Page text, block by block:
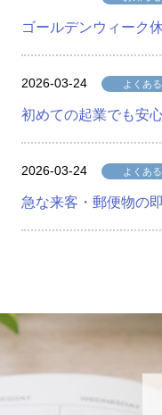
ゴールデンウィーク
2026-03-24 よくあ
初めての起業でも安
2026-03-24 よくあ
急な来客・郵便物の